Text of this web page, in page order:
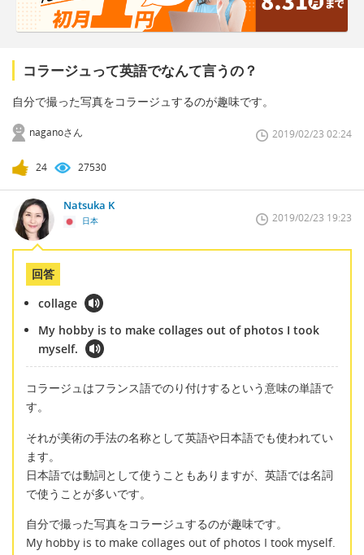
コラージュって英語でなんて言うの？
自分で撮った写真をコラージュするのが趣味です。
naganoさん 2019/02/23 02:24
24 27530
Natsuka K
日本 2019/02/23 19:23
回答
collage
My hobby is to make collages out of photos I took
myself.
コラージュはフランス語でのり付けするという意味の単語で
す。
それが美術の手法の名称として英語や日本語でも使われてい
ます。
日本語では動詞として使うこともありますが、英語では名詞
で使うことが多いです。
自分で撮った写真をコラージュするのが趣味です。
My hobby is to make collages out of photos I took myself.